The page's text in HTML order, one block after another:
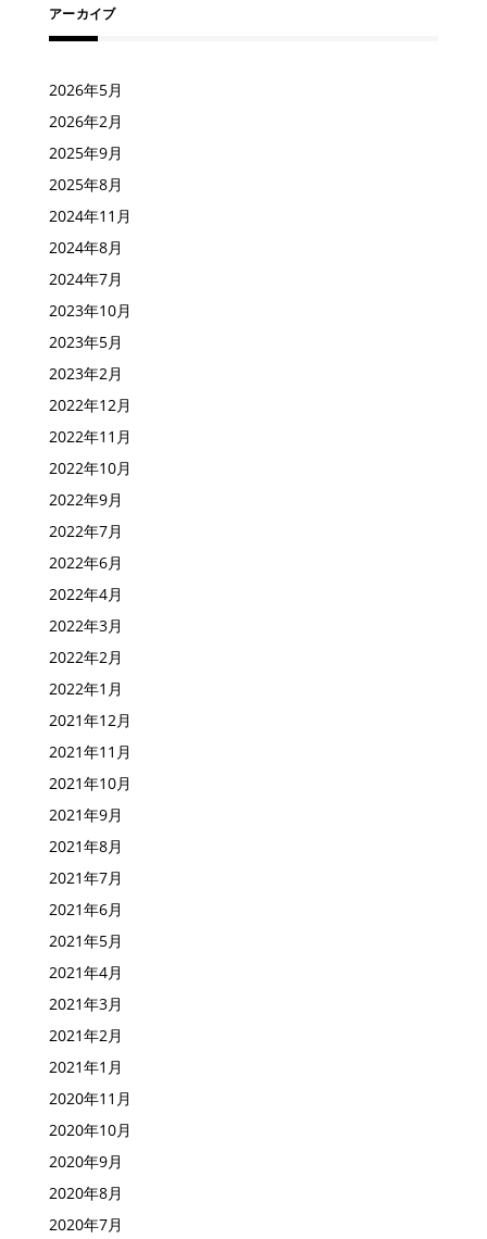
アーカイブ
2026年5月
2026年2月
2025年9月
2025年8月
2024年11月
2024年8月
2024年7月
2023年10月
2023年5月
2023年2月
2022年12月
2022年11月
2022年10月
2022年9月
2022年7月
2022年6月
2022年4月
2022年3月
2022年2月
2022年1月
2021年12月
2021年11月
2021年10月
2021年9月
2021年8月
2021年7月
2021年6月
2021年5月
2021年4月
2021年3月
2021年2月
2021年1月
2020年11月
2020年10月
2020年9月
2020年8月
2020年7月